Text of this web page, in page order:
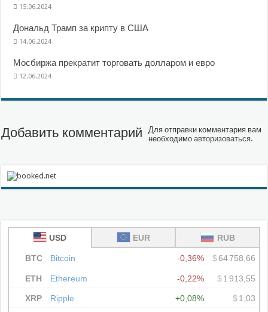
15.06.2024
Дональд Трамп за крипту в США
14.06.2024
Мосбиржа прекратит торговать долларом и евро
12.06.2024
Добавить комментарий
Для отправки комментария вам
необходимоавторизоваться.